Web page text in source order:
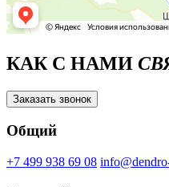
КАК С НАМИ
Заказать звонок
Общий
+7 499 938 69 08